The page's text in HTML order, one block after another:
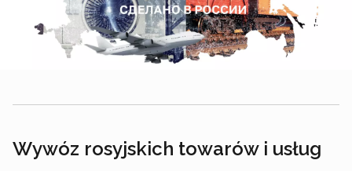
Wywóz rosyjskich towarów i usług